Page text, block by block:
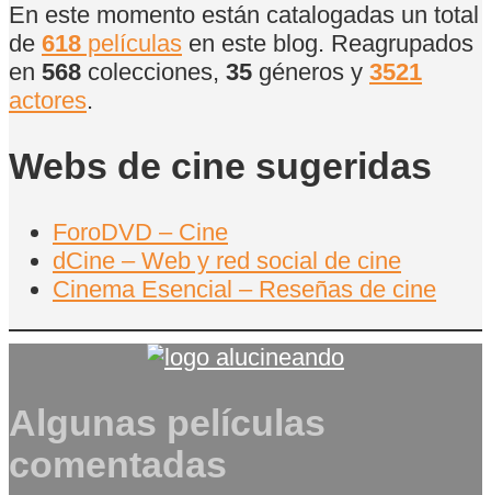
En este momento están catalogadas un total
de 618 películas en este blog. Reagrupados
en 568 colecciones, 35 géneros y 3521
actores.
Webs de cine sugeridas
ForoDVD – Cine
dCine – Web y red social de cine
Cinema Esencial – Reseñas de cine
Algunas películas
comentadas